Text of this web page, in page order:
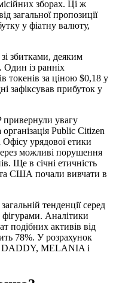
зборах. Ці ж
загальної пропозиції
у фіатну валюту,
зі збитками, деяким
Один із ранніх
токенів за ціною $0,18 у
зафіксував прибуток у
привернули увагу
Public Citizen
Офісу урядової етики
можливі порушення
Ще в січні етичність
США почали вивчати в
тенденції серед
фігурами. Аналітики
подібних активів від
78%. У розрахунок
DADDY, MELANIA і